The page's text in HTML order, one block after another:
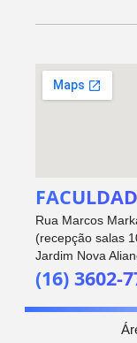
Rua Marcos
(recepção salas
Jardim Nova
(16) 3602-